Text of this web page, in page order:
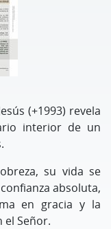
(+1993) revela
interior de un
su vida se
absoluta,
en gracia y la
Señor.